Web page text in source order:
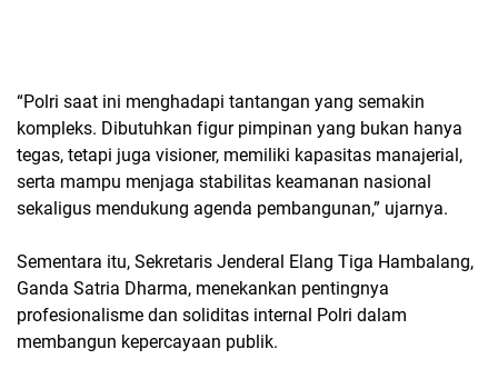
“Polri saat ini menghadapi tantangan yang semakin
kompleks. Dibutuhkan figur pimpinan yang bukan hanya
tegas, tetapi juga visioner, memiliki kapasitas manajerial,
serta mampu menjaga stabilitas keamanan nasional
sekaligus mendukung agenda pembangunan,” ujarnya.
Sementara itu, Sekretaris Jenderal Elang Tiga Hambalang,
Ganda Satria Dharma, menekankan pentingnya
profesionalisme dan soliditas internal Polri dalam
membangun kepercayaan publik.